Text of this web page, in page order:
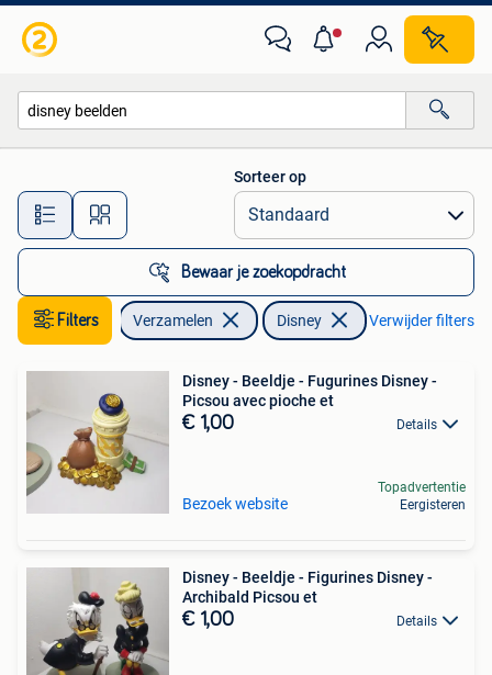
Alle afstanden…
Sorteer op
Bewaar je zoekopdracht
Filters Verzamelen Disney Verwijder filters
Disney - Beeldje - Fugurines Disney -
Picsou avec pioche et
€ 1,00 Details
Bezoek website
Topadvertentie
Eergisteren
Disney - Beeldje - Figurines Disney -
Archibald Picsou et
€ 1,00 Details